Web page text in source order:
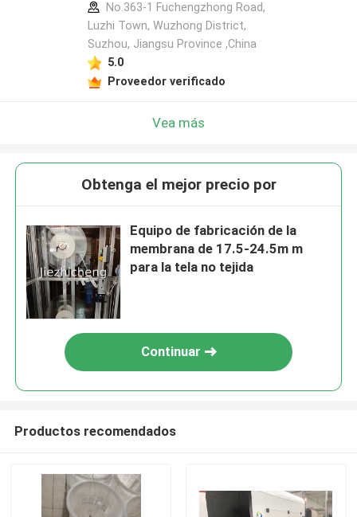
No.363-1 Fuchengzhong Road,
Luzhi Town, Wuzhong District,
Suzhou, Jiangsu Province ,China
5.0
Proveedor verificado
Vea más
Obtenga el mejor precio por
Equipo de fabricación de la
membrana de 17.5-24.5m m
para la tela no tejida
Continuar
Productos recomendados